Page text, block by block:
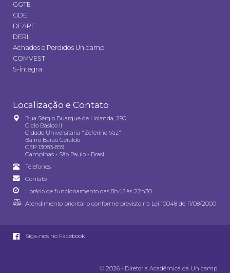
GGTE
GDE
DEAPE
DERI
Achados e Perdidos Unicamp
COMVEST
S-integra
Localização e Contato
Rua Sérgio Buarque de Holanda, 290
Ciclo Básico II
Cidade Universitária "Zeferino Vaz"
Bairro Barão Geraldo
CEP 13083-859
Campinas - São Paulo - Brasil
Telefones
Contato
Horário de funcionamento das 8h45 às 22h30
Atendimento prioritário conforme previsto na Lei 10048 de 11/08/2000
Siga-nos no Facebook
© 2026 - Diretoria Acadêmica da Unicamp